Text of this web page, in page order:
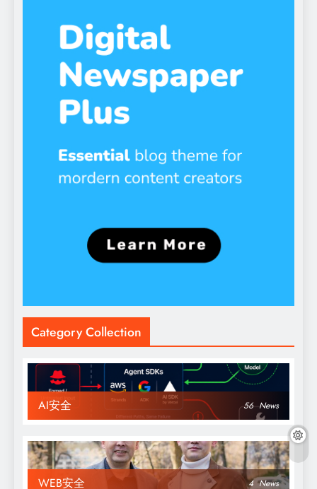
Category Collection
AI安全 56 News
WEB安全 4 News